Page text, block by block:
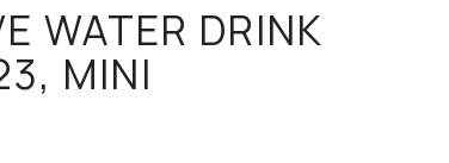
WATER DRINK
MINI